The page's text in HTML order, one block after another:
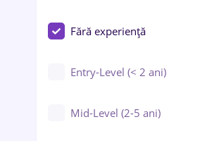
Fără experiență
Entry-Level (< 2 ani)
Mid-Level (2-5 ani)